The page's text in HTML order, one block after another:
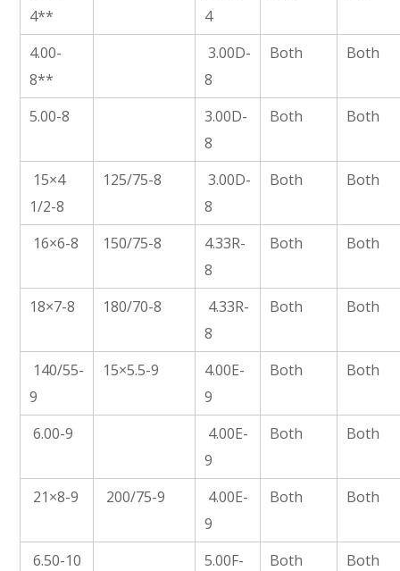
4**
4
4.00-
8**
3.00D-
8
Both Both
5.00-8
3.00D-
8
Both Both
15×4
1/2-8
125/75-8
3.00D-
8
Both Both
16×6-8 150/75-8
4.33R-
8
Both Both
18×7-8 180/70-8
4.33R-
8
Both Both
140/55-
9
15×5.5-9
4.00E-
9
Both Both
6.00-9
4.00E-
9
Both Both
21×8-9 200/75-9
4.00E-
9
Both Both
6.50-10
5.00F-
Both Both